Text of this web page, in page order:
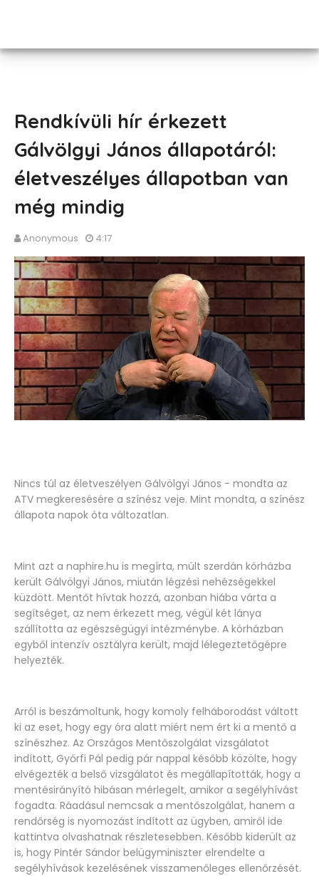
Rendkívüli hír érkezett
Gálvölgyi János állapotáról:
életveszélyes állapotban van
még mindig
Anonymous 4:17
Nincs túl az életveszélyen Gálvölgyi János - mondta az
ATV megkeresésére a színész veje. Mint mondta, a színész
állapota napok óta változatlan.
Mint azt a naphire.hu is megírta, múlt szerdán kórházba
került Gálvölgyi János, miután légzési nehézségekkel
küzdött. Mentőt hívtak hozzá, azonban hiába várta a
segítséget, az nem érkezett meg, végül két lánya
szállította az egészségügyi intézménybe. A kórházban
egyből intenzív osztályra került, majd lélegeztetőgépre
helyezték.
Arról is beszámoltunk, hogy komoly felháborodást váltott
ki az eset, hogy egy óra alatt miért nem ért ki a mentő a
színészhez. Az Országos Mentőszolgálat vizsgálatot
indított, Győrfi Pál pedig pár nappal később közölte, hogy
elvégezték a belső vizsgálatot és megállapították, hogy a
mentésirányító hibásan mérlegelt, amikor a segélyhívást
fogadta. Ráadásul nemcsak a mentőszolgálat, hanem a
rendőrség is nyomozást indított az ügyben, amiről ide
kattintva olvashatnak részletesebben. Később kiderült az
is, hogy Pintér Sándor belügyminiszter elrendelte a
segélyhívások kezelésének visszamenőleges ellenőrzését.